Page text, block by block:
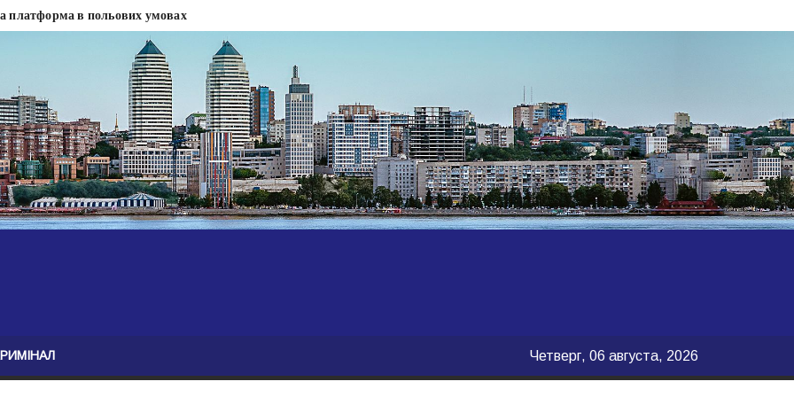
платформа в польових умовах
міськради Дніпра — ЗМІ
нелегального бізнесу, збагатився під час війни — ЗМІ
записали звернення про ситуацію на фронті
Безугла закликає валити Сирського
моду
керівництва армії
Четверг, 06 августа, 2026